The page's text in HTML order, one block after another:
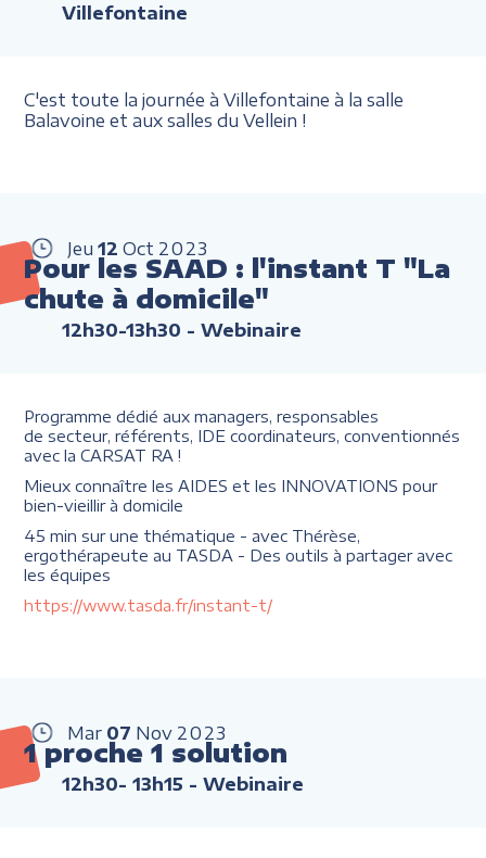
Villefontaine
C'est toute la journée à Villefontaine à la salle
Balavoine et aux salles du Vellein !
Jeu 12 Oct 2023
Pour les SAAD : l'instant T "La
chute à domicile"
12h30-13h30 - Webinaire
Programme dédié aux managers, responsables
de secteur, référents, IDE coordinateurs, conventionnés
avec la CARSAT RA !
Mieux connaître les AIDES et les INNOVATIONS pour
bien-vieillir à domicile
45 min sur une thématique - avec Thérèse,
ergothérapeute au TASDA - Des outils à partager avec
les équipes
https://www.tasda.fr/instant-t/
Mar 07 Nov 2023
1 proche 1 solution
12h30- 13h15 - Webinaire